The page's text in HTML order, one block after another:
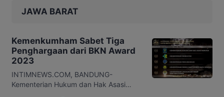
JAWA BARAT
Kemenkumham Sabet Tiga
Penghargaan dari BKN Award
2023
INTIMNEWS.COM, BANDUNG-
Kementerian Hukum dan Hak Asasi